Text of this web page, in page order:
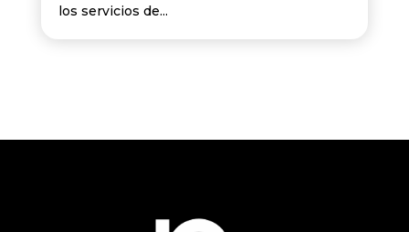
los servicios de...